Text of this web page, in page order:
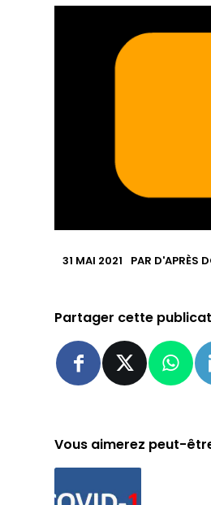
31 MAI 2021 PAR D'APRÈS
Partager cette
Vous aimerez peut-